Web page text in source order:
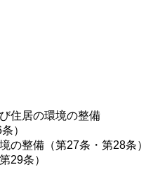
住居の環境の整備
）
整備（第27条・第28条）
29条）